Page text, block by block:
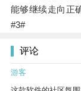
能够继续走向正
#3#
评论
游客